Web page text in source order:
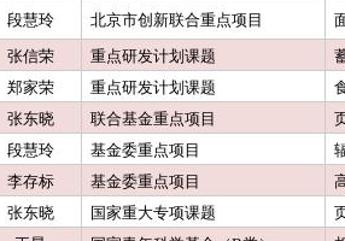
段慧玲 北京市创新联合重点项目
张信荣 重点研发计划课题
郑家荣 重点研发计划课题
张东晓 联合基金重点项目
段慧玲 基金委重点项目
李存标 基金委重点项目
张东晓 国家重大专项课题